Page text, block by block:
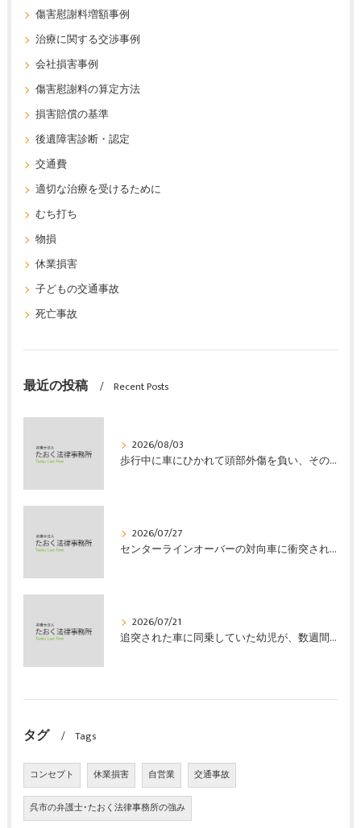
傷害慰謝料増額事例
治療に関する交渉事例
会社損害事例
傷害慰謝料の算定方法
損害賠償の基準
後遺障害診断・認定
交通費
適切な治療を受けるために
むち打ち
物損
休業損害
子どもの交通事故
死亡事故
最近の投稿 Recent Posts
2026/08/03
歩行中に車にひかれて頭部外傷を負い、その４か月後に亡くなり、死亡部分も含めて裁判所の基準で損害賠償金を獲得した事案｜たおく法律事務所
2026/07/27
センターラインオーバーの対向車に衝突され、むち打ちを発症し、裁判所の基準で慰謝料などの損害賠償金を獲得した事案｜たおく法律事務所
2026/07/21
追突された車に同乗していた幼児が、数週間の経過観察の後、裁判所の基準で人損の賠償金を獲得した事案｜たおく法律事務所
タグ Tags
コンセプト 休業損害 自営業 交通事故
呉市の弁護士･たおく法律事務所の強み